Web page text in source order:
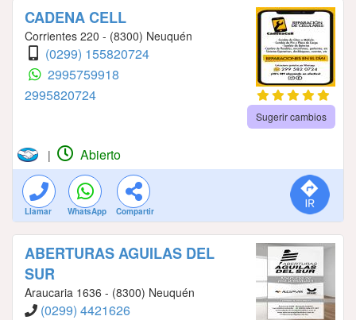
CADENA CELL
Corrientes 220 - (8300) Neuquén
(0299) 155820724
2995759918
2995820724
Sugerir cambios
| Abierto
Llamar WhatsApp Compartir
ABERTURAS AGUILAS DEL
SUR
Araucaria 1636 - (8300) Neuquén
(0299) 4421626